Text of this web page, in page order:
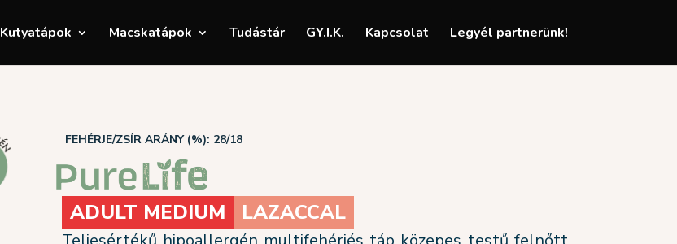
Kutyatápok Macskatápok Tudástár GY.I.K. Kapcsolat Legyél partnerünk!
FEHÉRJE/ZSÍR ARÁNY (%): 28/18
ADULT MEDIUM LAZACCAL